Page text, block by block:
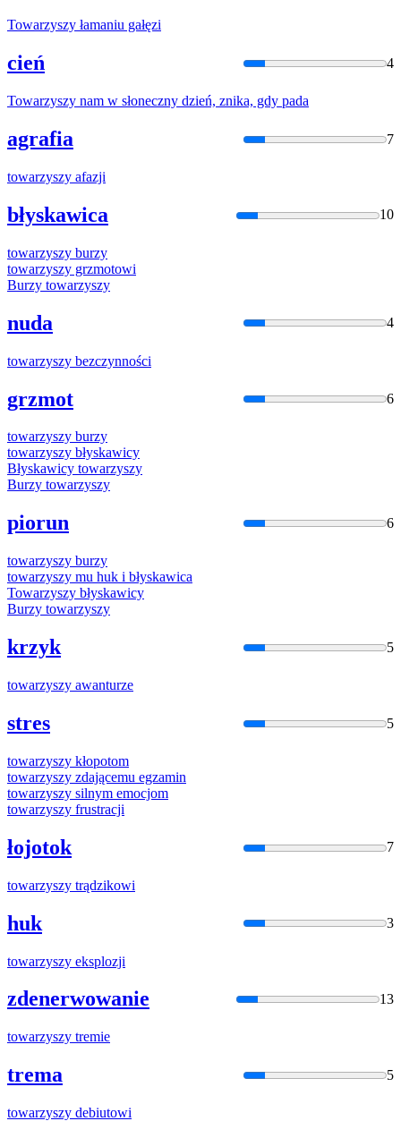
Towarzyszy łamaniu gałęzi
cień 4
Towarzyszy nam w słoneczny dzień, znika, gdy pada
agrafia 7
towarzyszy afazji
błyskawica 10
towarzyszy burzy
towarzyszy grzmotowi
Burzy towarzyszy
nuda 4
towarzyszy bezczynności
grzmot 6
towarzyszy burzy
towarzyszy błyskawicy
Błyskawicy towarzyszy
Burzy towarzyszy
piorun 6
towarzyszy burzy
towarzyszy mu huk i błyskawica
Towarzyszy błyskawicy
Burzy towarzyszy
krzyk 5
towarzyszy awanturze
stres 5
towarzyszy kłopotom
towarzyszy zdającemu egzamin
towarzyszy silnym emocjom
towarzyszy frustracji
łojotok 7
towarzyszy trądzikowi
huk 3
towarzyszy eksplozji
zdenerwowanie 13
towarzyszy tremie
trema 5
towarzyszy debiutowi